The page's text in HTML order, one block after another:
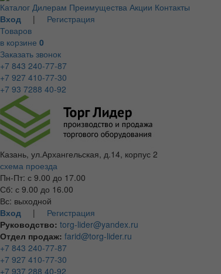
Каталог Дилерам Преимущества Акции Контакты
Вход | Регистрация
Товаров
в корзине 0
Заказать звонок
+7 843 240-77-87
+7 927 410-77-30
+7 93 7288 40-92
Казань, ул.Архангельская, д.14, корпус 2
схема проезда
Пн-Пт: с 9.00 до 17.00
Сб: с 9.00 до 16.00
Вс: выходной
Вход | Регистрация
Руководство: torg-lider@yandex.ru
Отдел продаж: farid@torg-lider.ru
+7 843 240-77-87
+7 927 410-77-30
+7 937 288 40-92